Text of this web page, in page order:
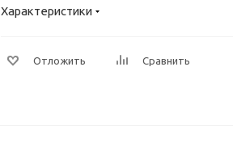
Характеристики
Отложить Сравнить